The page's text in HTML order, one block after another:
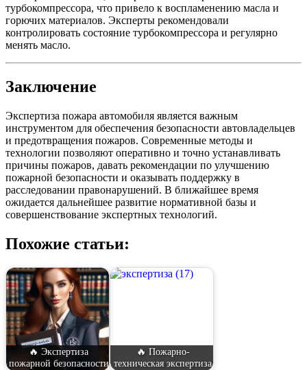
турбокомпрессора, что привело к воспламенению масла и
горючих материалов. Эксперты рекомендовали
контролировать состояние турбокомпрессора и регулярно
менять масло.
Заключение
Экспертиза пожара автомобиля является важным
инструментом для обеспечения безопасности автовладельцев
и предотвращения пожаров. Современные методы и
технологии позволяют оперативно и точно устанавливать
причины пожаров, давать рекомендации по улучшению
пожарной безопасности и оказывать поддержку в
расследовании правонарушений. В ближайшее время
ожидается дальнейшее развитие нормативной базы и
совершенствование экспертных технологий.
Похожие статьи:
🔥 Экспертиза
пожарной безопасности
🔥 Пожарно-
техническая экспертиза